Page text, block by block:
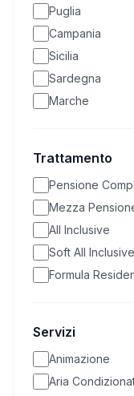
Puglia
Campania
Sicilia
Sardegna
Marche
Trattamento
Pensione
Mezza
All Inclusive
Soft All Inclusive
Formula
Servizi
Animazione
Aria